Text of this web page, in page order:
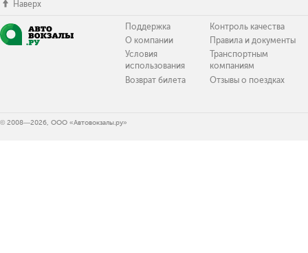
Наверх
Поддержка
О компании
Условия
использования
Возврат билета
Контроль качества
Правила и документы
Транспортным
компаниям
Отзывы о поездках
© 2008—2026, ООО «Автовокзалы.ру»